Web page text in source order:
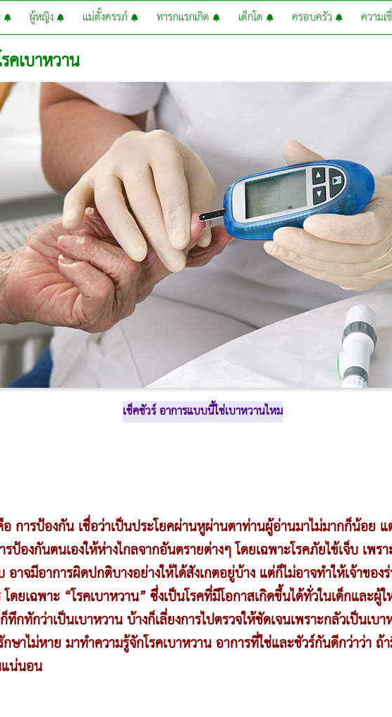
ผู้หญิง แม่ตั้งครรภ์ ทารกแรกเกิด เด็กโต ครอบครัว ความ
คเบาหวาน
เช็คชัวร์ อาการแบบนี้ใช่เบาหวานไหม
การป้องกัน เชื่อว่าเป็นประโยคผ่านหูผ่านตาท่านผู้อ่านมาไม่มากก็น้อย
ป้องกันตนเองให้ห่างไกลจากอันตรายต่างๆ โดยเฉพาะโรคภัยไข้เจ็บ เพร
าจมีอาการผิดปกติบางอย่างให้ได้สังเกตอยู่บ้าง แต่ก็ไม่อาจทำให้เจ้าของ
ดยเฉพาะ “โรคเบาหวาน” ซึ่งเป็นโรคที่มีโอกาสเกิดขึ้นได้ทั่วในเด็กและ
กทักว่าเป็นเบาหวาน บ้างก็เลี่ยงการไปตรวจให้ชัดเจนเพราะกลัวเป็นเบ
ษาไม่หาย มาทำความรู้จักโรคเบาหวาน อาการที่ใช่และชัวร์กันดีกว่าว่า
แน่นอน